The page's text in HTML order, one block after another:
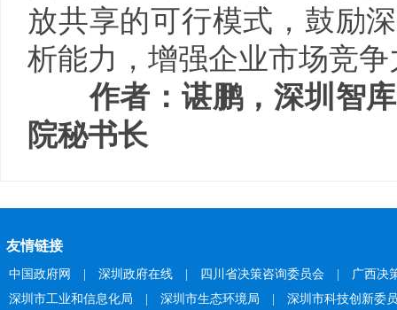
放共享的可行模式，鼓励
析能力，增强企业市场竞
作者：谌鹏，深圳智
院秘书长
友情链接
中国政府网 深圳政府在线 四川省决策咨询委员会
广西决
深圳市工业和信息化局
深圳市生态环境局 深圳市科技创新委